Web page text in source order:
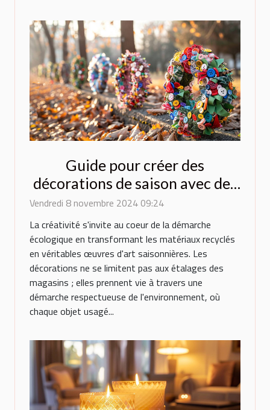
Guide pour créer des
décorations de saison avec des
matériaux recyclés
Vendredi 8 novembre 2024 09:24
La créativité s'invite au coeur de la démarche
écologique en transformant les matériaux recyclés
en véritables œuvres d'art saisonnières. Les
décorations ne se limitent pas aux étalages des
magasins ; elles prennent vie à travers une
démarche respectueuse de l'environnement, où
chaque objet usagé...